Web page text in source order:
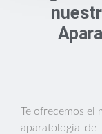
Te ofrecemos el
aparatología